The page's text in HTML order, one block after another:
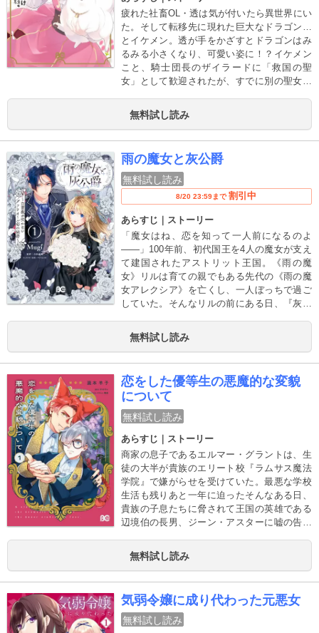
し……なんでみんなシナリオ通りに動いてく
れないの!?糖度カンストの大人気異世界転生
BLノベル、公式コミカライズ開幕!!
疲れた社畜OL・透は気が付いたら異世界にい
た。そして転移先に現れた巨大なドラゴン…
とイケメン。透が手をかざすとドラゴンはみ
るみる小さくなり、可愛い姿に！？イケメン
こと、騎士団長のザイラードに「救国の聖
女」として歓迎されたが、すでに別の聖女が
現れたのは巨大なシルバーフェンリル……！
透が手をかざすとそこにいたのは―――？
無料試し読み
雨の魔女と灰公爵
無料試し読み
8/20 23:59まで 割引中
あらすじ｜ストーリー
「魔女はね、恋を知って一人前になるのよ
――」100年前、初代国王を4人の魔女が支え
て建国されたアストリット王国。《雨の魔
女》リルは育ての親でもある先代の《雨の魔
女アレクシア》を亡くし、一人ぼっちで過ご
していた。そんなリルの前にある日、『灰公
姉の形見であるネックレスの贈り主を捜して
ほしいと頼まれるが……！？過去と現在を紡
無料試し読み
恋をした優等生の悪魔的な変貌
について
無料試し読み
あらすじ｜ストーリー
商家の息子であるエルマー・グラントは、生
徒の大半が貴族のエリート校『ラムサス魔法
学院』で嫌がらせを受けていた。最悪な学校
生活も残りあと一年に迫ったそんなある日、
貴族の子息たちに脅されて王国の英雄である
辺境伯の長男、ジーン・アスターに嘘の告白
れるのを覚悟していたエルマーだったが、意
外なことにジーンにある契約を持ちかけられ
無料試し読み
気弱令嬢に成り代わった元悪女
無料試し読み